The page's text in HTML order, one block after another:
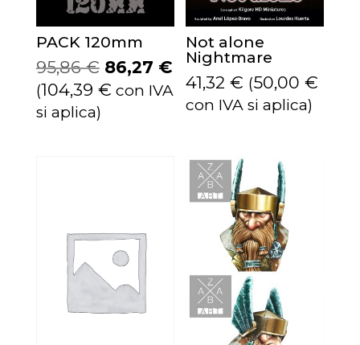
PACK 120mm
95,86€ El
precio
86,27 €El
precio
actual
(104,39 € con IVA
si aplica)
Not alone
Nightmare
41,32€ (50,00€
con IVA si aplica)